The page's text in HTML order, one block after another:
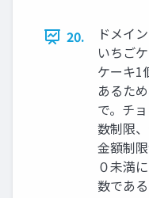
20.
ドメイ
いちご
ケーキ1
あるた
で。チ
数制限
金額制
０未満
数であ